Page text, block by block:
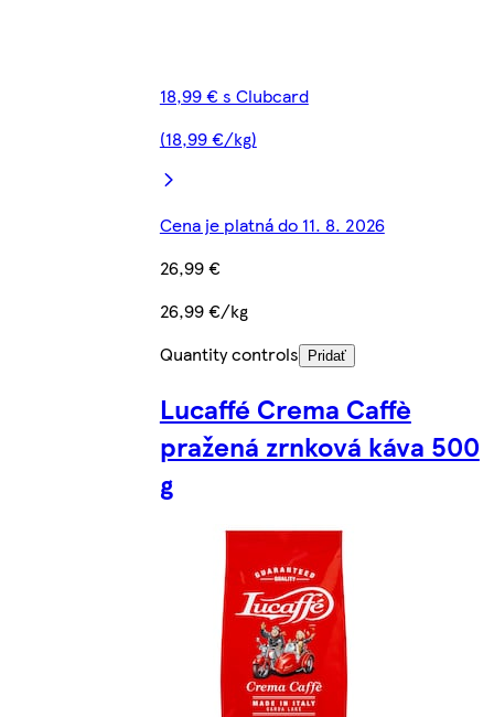
18,99 € s Clubcard
(18,99 €/kg)
Cena je platná do 11. 8. 2026
26,99 €
26,99 €/kg
Quantity controls
Pridať
Lucaffé Crema Caffè
pražená zrnková káva 500
g